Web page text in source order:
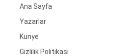
Ana Sayfa
Yazarlar
Künye
Gizlilik Politikası